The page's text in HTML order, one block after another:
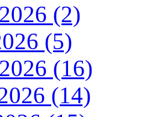
(2)
(5)
(16)
(14)